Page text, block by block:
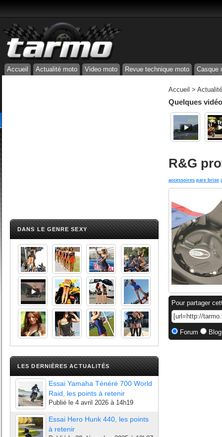
Accueil Actualité moto Video moto Revue technique moto Casque
DANS LE GENRE SEXY
LES DERNIÈRES ACTUALITÉS
Essai Yamaha Ténéré 700 World
Raid, les points à retenir
Publié le 4 avril 2026 à 14h19
Essai Hero Hunk 440, les points
à retenir
Accueil >
Quelques
R&G
accessoires pare brise
Pour partager
Forum